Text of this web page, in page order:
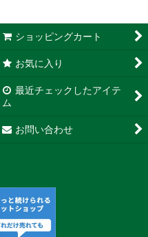
ショッピングカート
お気に入り
最近チェックしたアイテ
ム
お問い合わせ